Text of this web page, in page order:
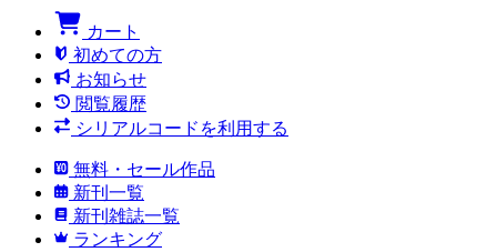
カート
初めての方
お知らせ
閲覧履歴
シリアルコードを利用する
無料・セール作品
新刊一覧
新刊雑誌一覧
ランキング